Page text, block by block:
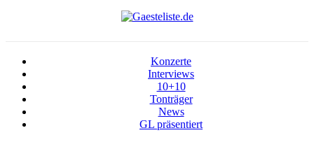
Konzerte
Interviews
10+10
Tonträger
News
GL präsentiert